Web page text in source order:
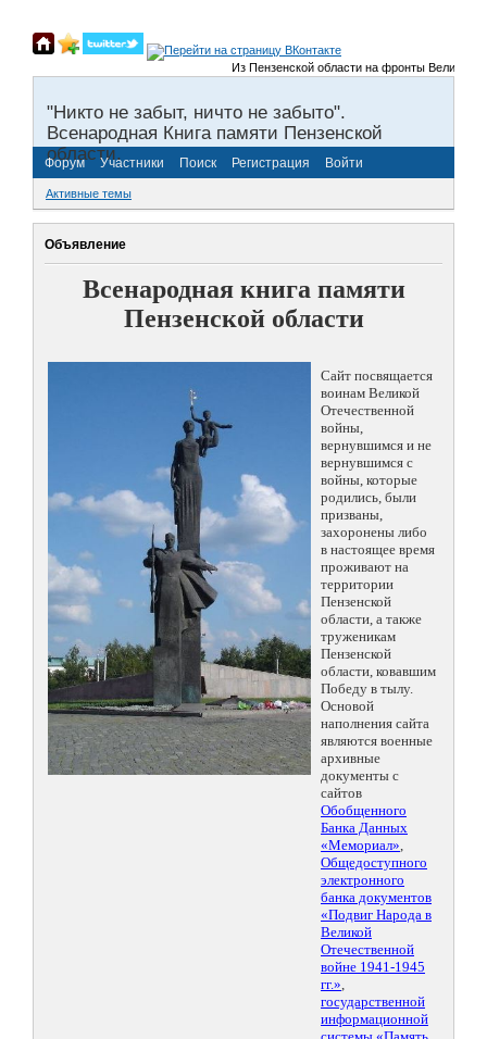
Из Пензенской области на фронты Великой
"Никто не забыт, ничто не забыто".
Всенародная Книга памяти Пензенской
области.
Форум Участники Поиск Регистрация Войти
Активные темы
Объявление
Всенародная книга памяти
Пензенской области
Сайт посвящается
воинам Великой
Отечественной
войны,
вернувшимся и не
вернувшимся с
войны, которые
родились, были
призваны,
захоронены либо
в настоящее время
проживают на
территории
Пензенской
области, а также
труженикам
Пензенской
области, ковавшим
Победу в тылу.
Основой
наполнения сайта
являются военные
архивные
документы с
сайтов
Обобщенного
Банка Данных
«Мемориал»,
Общедоступного
электронного
банка документов
«Подвиг Народа в
Великой
Отечественной
войне 1941-1945
гг.»,
государственной
информационной